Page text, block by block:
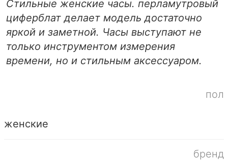
Стильные женские часы. перламутровый
циферблат делает модель достаточно
яркой и заметной. Часы выступают не
только инструментом измерения
времени, но и стильным аксессуаром.
пол
женские
бренд